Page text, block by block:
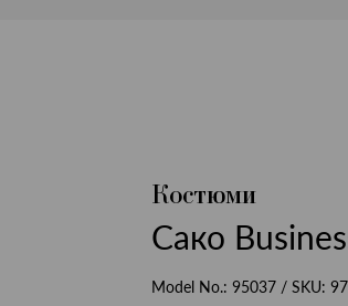
Костюми
Сако
Model No.: 95037 / SKU: